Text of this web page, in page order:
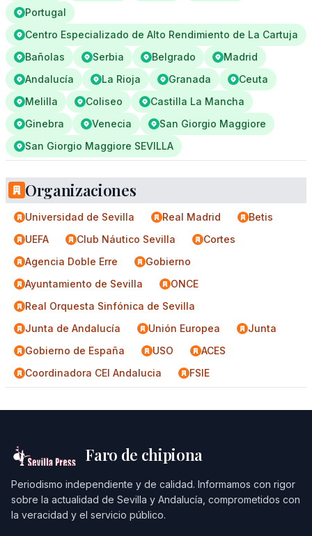
Portugal
Centro Especializado de Alto Rendimiento de La Cartuja
Bañolas
Serbia Belgrado
Madrid
Andalucía
La Rioja Granada
Ceuta
Melilla
Coliseo
Castilla La Mancha
Ginebra
Venecia
San Giorgio Maggiore
San Giorgio Maggiore SEVILLA
Organizaciones
Universidad de Sevilla Real Madrid
Betis
UEFA
Club Náutico Sevilla
Cortes
Agencia Doble Erre
Gobierno
Ayuntamiento de Sevilla
ONCE
Real Orquesta Sinfónica de Sevilla
Junta de Andalucía
Unión Europea
Junta
Gobierno de España
USO
ACES
Coordinadora CEI Andalucia
FSIE
Faro de chipiona
Periodismo independiente y de calidad. Informamos con rigor
sobre la actualidad de Sevilla y Andalucía, comprometidos con
la veracidad y el servicio público.